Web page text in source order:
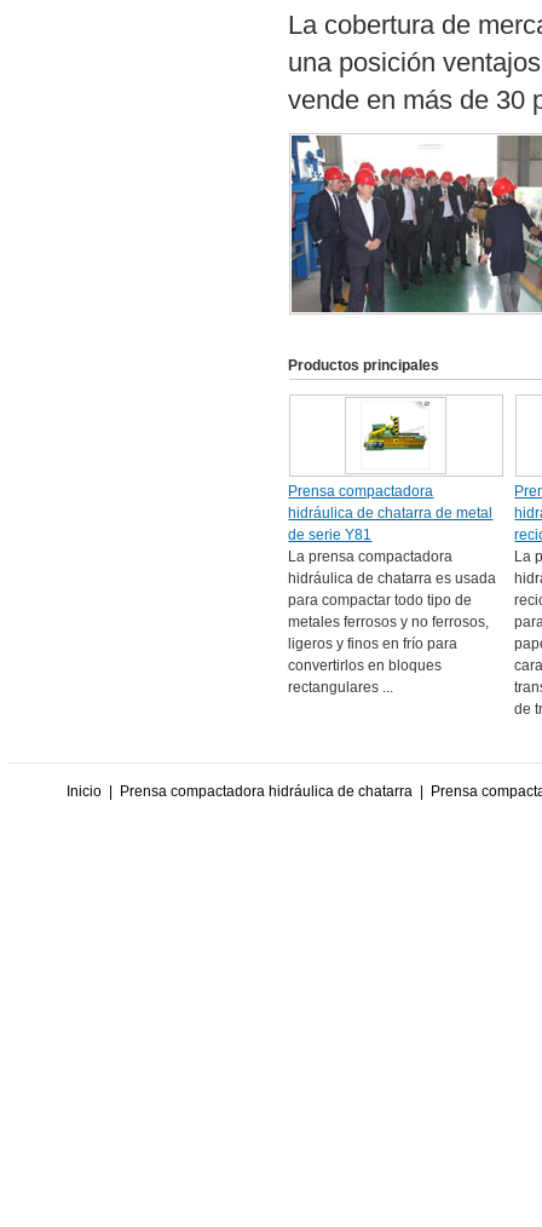
La cobertura de
una posición
vende en más de 30
Productos principales
Prensa compactadora
hidráulica de chatarra de metal
de serie Y81
La prensa compactadora
hidráulica de chatarra es usada
para compactar todo tipo de
metales ferrosos y no ferrosos,
ligeros y finos en frío para
convertirlos en bloques
rectangulares ...
La
de
Inicio Prensa compactadora hidráulica de chatarra Prensa